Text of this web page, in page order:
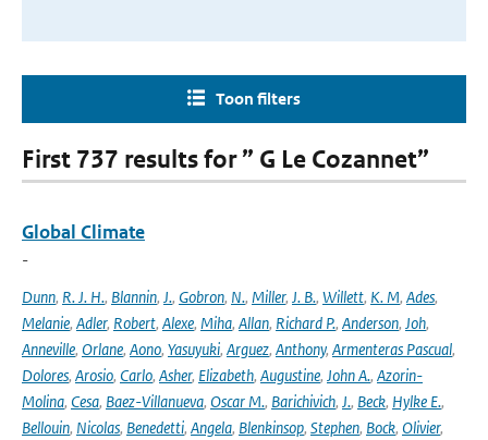
Toon filters
First 737 results for ” G Le Cozannet”
Global Climate
-
Dunn, R. J. H., Blannin, J., Gobron, N., Miller, J. B., Willett, K. M, Ades,
Melanie, Adler, Robert, Alexe, Miha, Allan, Richard P., Anderson, Joh,
Anneville, Orlane, Aono, Yasuyuki, Arguez, Anthony, Armenteras Pascual,
Dolores, Arosio, Carlo, Asher, Elizabeth, Augustine, John A., Azorin-
Molina, Cesa, Baez-Villanueva, Oscar M., Barichivich, J., Beck, Hylke E.,
Bellouin, Nicolas, Benedetti, Angela, Blenkinsop, Stephen, Bock, Olivier,